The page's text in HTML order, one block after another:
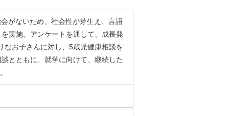
がないため、社会性が芽生え、言語
実施。アンケートを通して、成長発
なお子さんに対し、5歳児健康相談を
とともに、就学に向けて、継続した